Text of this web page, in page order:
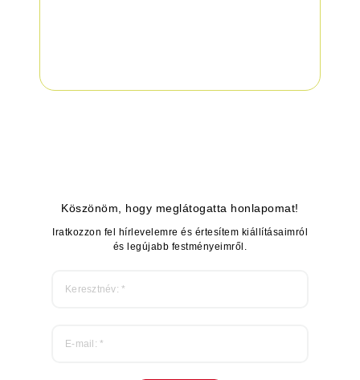
Köszönöm, hogy meglátogatta honlapomat!
Iratkozzon fel hírlevelemre és értesítem kiállításaimról
és legújabb festményeimről.